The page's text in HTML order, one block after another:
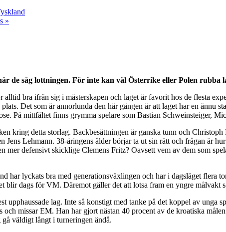
»
de såg lottningen. För inte kan väl Österrike eller Polen rubba
alltid bra ifrån sig i mästerskapen och laget är favorit hos de flesta
Det som är annorlunda den här gången är att laget har en
På mittfältet finns grymma spelare som Bastian Schweinsteiger,
kring detta storlag. Backbesättningen är ganska tunn och
Jens Lehmann. 38-åringens ålder börjar ta ut sin rätt och frågan är
mer defensivt skicklige Clemens Fritz? Oavsett vem av dem som
har lyckats bra med generationsväxlingen och har i dagsläget flera
blir dags för VM. Däremot gäller det att lotsa fram en yngre
upphaussade lag. Inte så konstigt med tanke på det koppel av
och missar EM. Han har gjort nästan 40 procent av de kroatiska
väldigt långt i turneringen ändå.